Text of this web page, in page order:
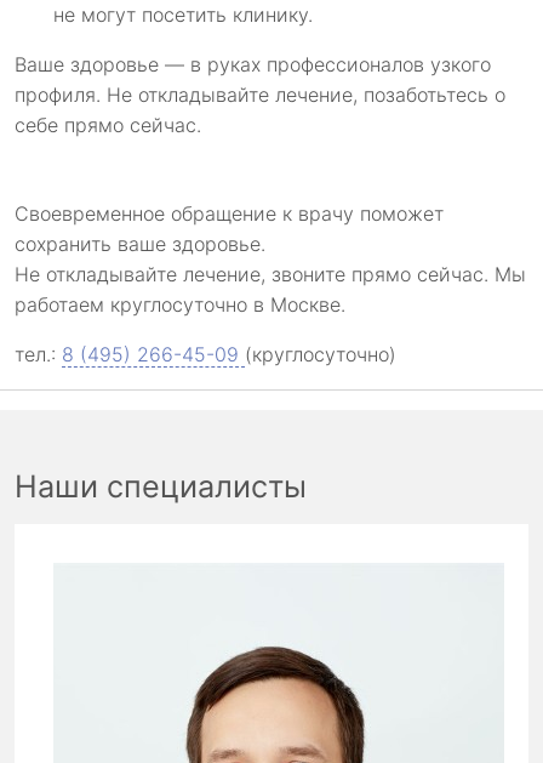
не могут посетить клинику.
Ваше здоровье — в руках профессионалов узкого
профиля. Не откладывайте лечение, позаботьтесь о
себе прямо сейчас.
Своевременное обращение к врачу поможет
сохранить ваше здоровье.
Не откладывайте лечение, звоните прямо сейчас. Мы
работаем круглосуточно в Москве.
тел.: 8 (495) 266-45-09 (круглосуточно)
Наши специалисты